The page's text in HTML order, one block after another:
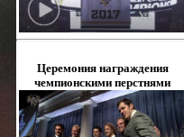
Церемония награждения
чемпионскими перстнями